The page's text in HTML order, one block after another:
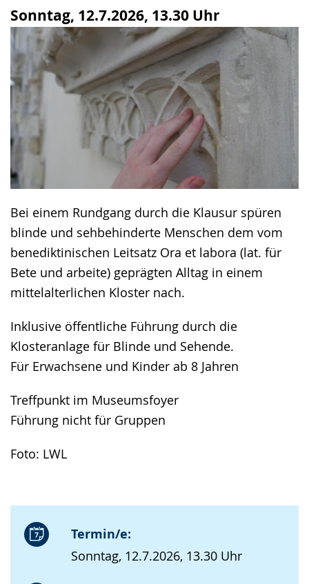
Sonntag, 12.7.2026, 13.30 Uhr
Bei einem Rundgang durch die Klausur spüren
blinde und sehbehinderte Menschen dem vom
benediktinischen Leitsatz Ora et labora (lat. für
Bete und arbeite) geprägten Alltag in einem
mittelalterlichen Kloster nach.
Inklusive öffentliche Führung durch die
Klosteranlage für Blinde und Sehende.
Für Erwachsene und Kinder ab 8 Jahren
Treffpunkt im Museumsfoyer
Führung nicht für Gruppen
Foto: LWL
Termin/e:
Sonntag, 12.7.2026, 13.30 Uhr
Gebärdensprache
wird
angezeigt.